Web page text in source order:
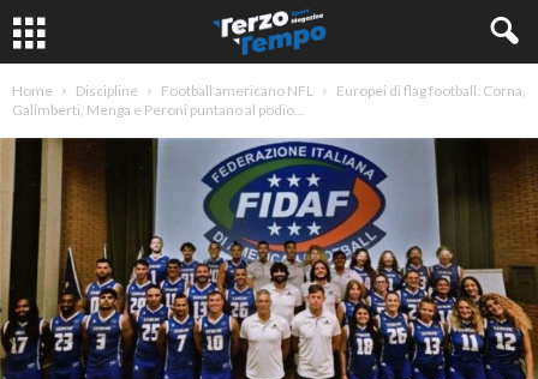
Home Discipline Football americano NFL
Europei di flag football: Corna,
Galimberti, Menga e Peroni puntano al podio...